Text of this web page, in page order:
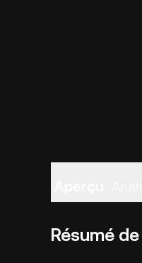
Résumé